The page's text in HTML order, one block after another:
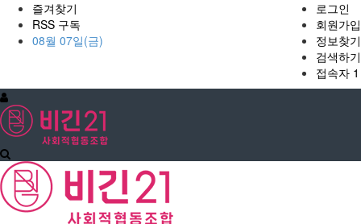
즐겨찾기
RSS 구독
08월 07일(금)
로그인
회원가입
정보찾기
검색하기
접속자 1